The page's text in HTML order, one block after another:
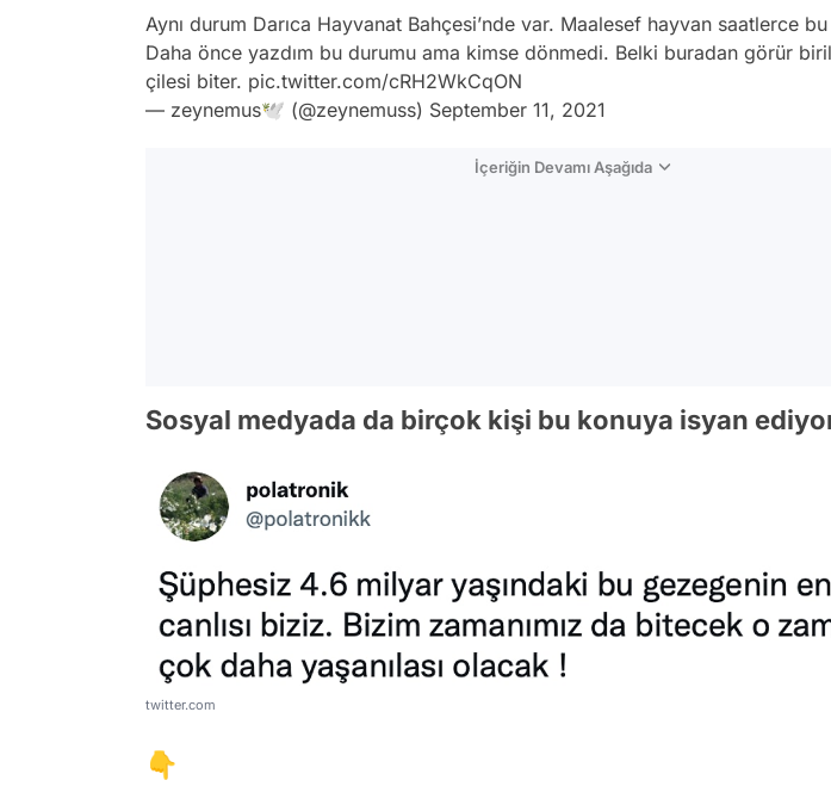
Aynı durum Darıca Hayvanat Bahçesi’nde var. Maalesef hayvan saatlerce
Daha önce yazdım bu durumu ama kimse dönmedi. Belki buradan görür
çilesi biter. pic.twitter.com/cRH2WkCqON
— zeynemus🕊 (@zeynemuss) September 11, 2021
İçeriğin Devamı Aşağıda
Sosyal medyada da birçok kişi bu konuya isyan
twitter.com
👇